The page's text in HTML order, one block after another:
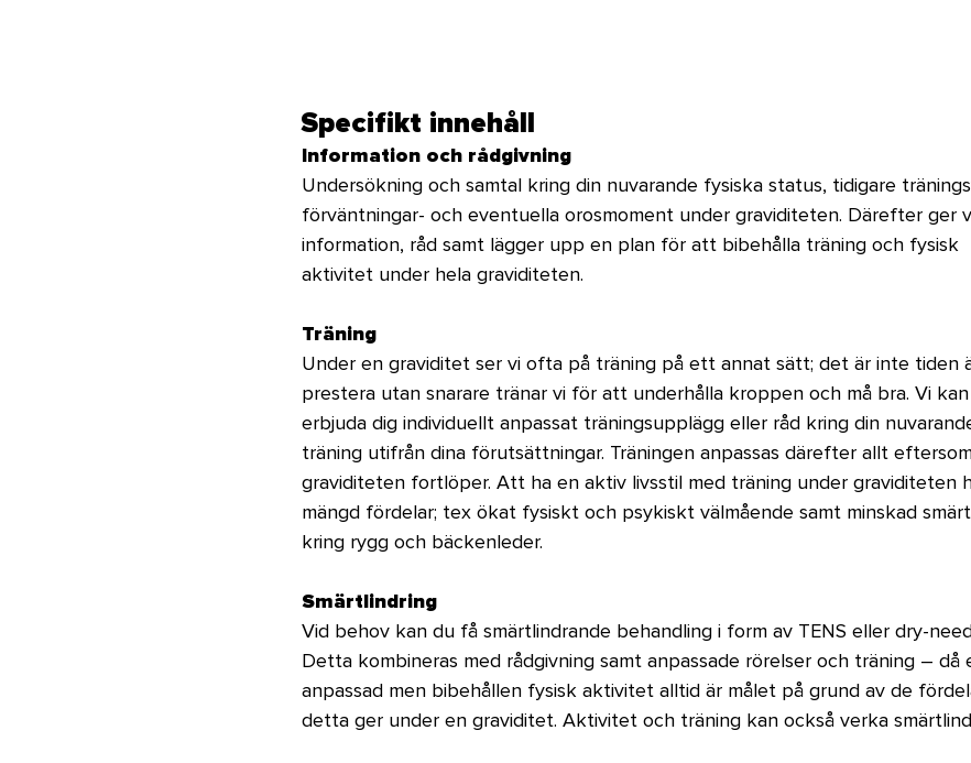
Specifikt innehåll
Information och rådgivning
Undersökning och samtal kring din nuvarande fysiska status, tidigare
förväntningar- och eventuella orosmoment under graviditeten. Därefter ger
information, råd samt lägger upp en plan för att bibehålla träning och fysisk
aktivitet under hela graviditeten.
Träning
Under en graviditet ser vi ofta på träning på ett annat sätt; det är inte tiden
prestera utan snarare tränar vi för att underhålla kroppen och må bra. Vi kan
erbjuda dig individuellt anpassat träningsupplägg eller råd kring din
träning utifrån dina förutsättningar. Träningen anpassas därefter allt
graviditeten fortlöper. Att ha en aktiv livsstil med träning under graviditeten
mängd fördelar; tex ökat fysiskt och psykiskt välmående samt minskad
kring rygg och bäckenleder.
Smärtlindring
Vid behov kan du få smärtlindrande behandling i form av TENS eller dry-
Detta kombineras med rådgivning samt anpassade rörelser och träning – då
anpassad men bibehållen fysisk aktivitet alltid är målet på grund av de
detta ger under en graviditet. Aktivitet och träning kan också verka